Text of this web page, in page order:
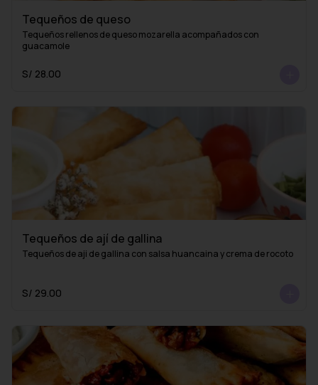
Tequeños de queso
Tequeños rellenos de queso mozarella acompañados con
guacamole
S/ 28.00
Tequeños de ají de gallina
Tequeños de aji de gallina con salsa huancaina y crema de rocoto
S/ 29.00